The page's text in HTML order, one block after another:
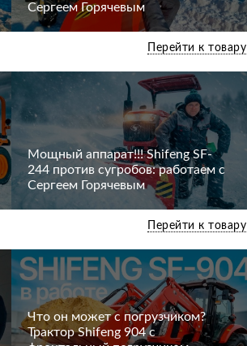
Сергеем Горячевым
Перейти к товару
Мощный аппарат!!! Shifeng SF-
244 против сугробов: работаем с
Сергеем Горячевым
Перейти к товару
Что он может с погрузчиком?
Трактор Shifeng 904 с